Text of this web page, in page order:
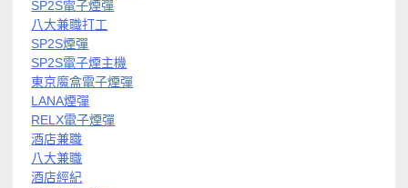
SP2S電子煙彈
八大兼職打工
SP2S煙彈
SP2S電子煙主機
東京魔盒電子煙彈
LANA煙彈
RELX電子煙彈
酒店兼職
八大兼職
酒店經紀